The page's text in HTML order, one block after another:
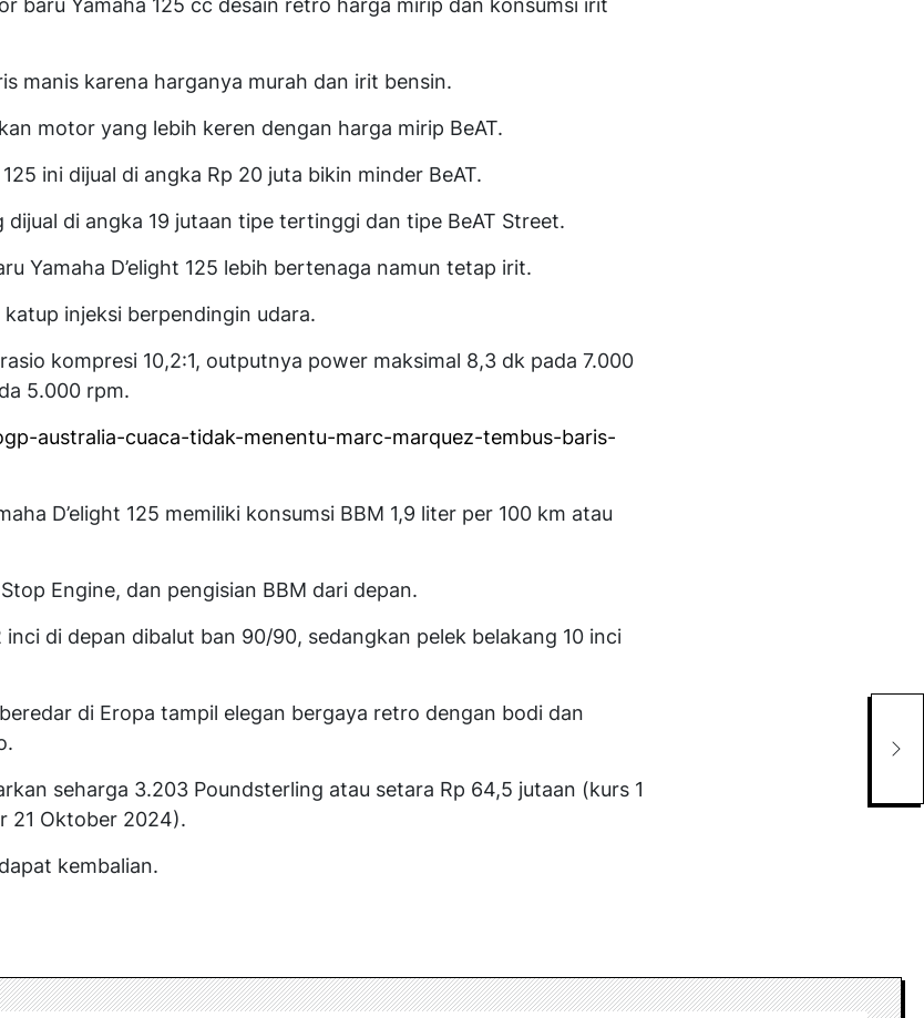
baru Yamaha 125 cc desain retro harga mirip dan konsumsi irit
manis karena harganya murah dan irit bensin.
motor yang lebih keren dengan harga mirip BeAT.
ini dijual di angka Rp 20 juta bikin minder BeAT.
dijual di angka 19 jutaan tipe tertinggi dan tipe BeAT Street.
Yamaha D’elight 125 lebih bertenaga namun tetap irit.
injeksi berpendingin udara.
kompresi 10,2:1, outputnya power maksimal 8,3 dk pada 7.000
5.000 rpm.
australia-cuaca-tidak-menentu-marc-marquez-tembus-baris-
D’elight 125 memiliki konsumsi BBM 1,9 liter per 100 km atau
Engine, dan pengisian BBM dari depan.
di depan dibalut ban 90/90, sedangkan pelek belakang 10 inci
di Eropa tampil elegan bergaya retro dengan bodi dan
seharga 3.203 Poundsterling atau setara Rp 64,5 jutaan (kurs 1
21 Oktober 2024).
kembalian.